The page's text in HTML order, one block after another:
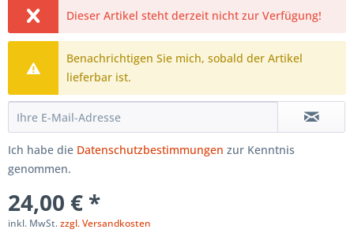
Dieser Artikel steht derzeit nicht zur Verfügung!
Benachrichtigen Sie mich, sobald der Artikel
lieferbar ist.
Ich habe die Datenschutzbestimmungen zur Kenntnis
genommen.
24,00 € *
inkl. MwSt.zzgl. Versandkosten